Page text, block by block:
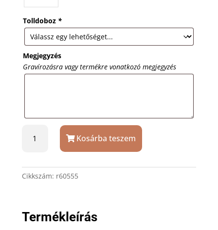
Tolldoboz *
Megjegyzés
Gravírozásra vagy termékre vonatkozó megjegyzés
Berns
kövekkel,
Kosárba teszem
Cikkszám: r60555
Termékleírás